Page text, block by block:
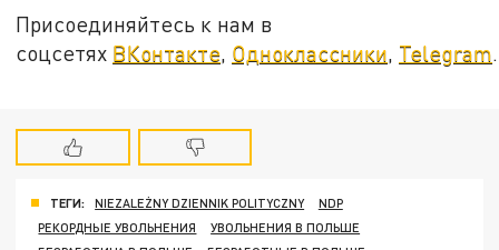
Присоединяйтесь к нам в
соцсетях ВКонтакте, Одноклассники, Telegram.
ТЕГИ: NIEZALEŻNY DZIENNIK POLITYCZNY
NDP
РЕКОРДНЫЕ УВОЛЬНЕНИЯ
УВОЛЬНЕНИЯ В ПОЛЬШЕ